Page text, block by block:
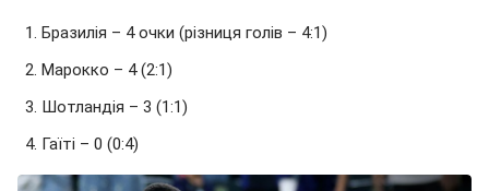
Бразилія – 4 очки (різниця голів – 4:1)
Марокко – 4 (2:1)
Шотландія – 3 (1:1)
Гаїті – 0 (0:4)